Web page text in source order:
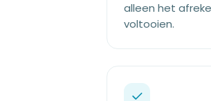
alleen het
voltooien.